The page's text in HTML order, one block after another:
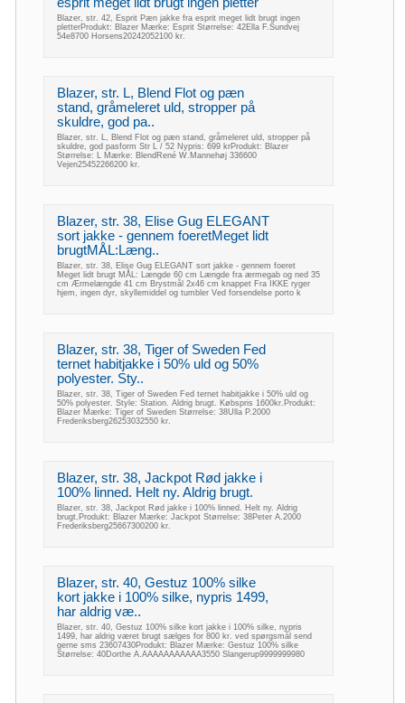
Blazer, str. 42, Esprit Pæn jakke fra esprit meget lidt brugt ingen
pletterProdukt: Blazer Mærke: Esprit Størrelse: 42Ella F.Sundvej
54e8700 Horsens20242052100 kr.
Blazer, str. L, Blend Flot og pæn
stand, gråmeleret uld, stropper på
skuldre, god pa..
Blazer, str. L, Blend Flot og pæn stand, gråmeleret uld, stropper på
skuldre, god pasform Str L / 52 Nypris: 699 krProdukt: Blazer
Størrelse: L Mærke: BlendRené W.Mannehøj 336600
Vejen25452266200 kr.
Blazer, str. 38, Elise Gug ELEGANT
sort jakke - gennem foeretMeget lidt
brugtMÅL:Læng..
Blazer, str. 38, Elise Gug ELEGANT sort jakke - gennem foeret
Meget lidt brugt MÅL: Længde 60 cm Længde fra ærmegab og ned 35
cm Ærmelængde 41 cm Brystmål 2x46 cm knappet Fra IKKE ryger
hjem, ingen dyr, skyllemiddel og tumbler Ved forsendelse porto k
Blazer, str. 38, Tiger of Sweden Fed
ternet habitjakke i 50% uld og 50%
polyester. Sty..
Blazer, str. 38, Tiger of Sweden Fed ternet habitjakke i 50% uld og
50% polyester. Style: Station. Aldrig brugt. Købspris 1600kr.Produkt:
Blazer Mærke: Tiger of Sweden Størrelse: 38Ulla P.2000
Frederiksberg26253032550 kr.
Blazer, str. 38, Jackpot Rød jakke i
100% linned. Helt ny. Aldrig brugt.
Blazer, str. 38, Jackpot Rød jakke i 100% linned. Helt ny. Aldrig
brugt.Produkt: Blazer Mærke: Jackpot Størrelse: 38Peter A.2000
Frederiksberg25667300200 kr.
Blazer, str. 40, Gestuz 100% silke
kort jakke i 100% silke, nypris 1499,
har aldrig væ..
Blazer, str. 40, Gestuz 100% silke kort jakke i 100% silke, nypris
1499, har aldrig været brugt sælges for 800 kr. ved spørgsmål send
gerne sms 23607430Produkt: Blazer Mærke: Gestuz 100% silke
Størrelse: 40Dorthe A.AAAAAAAAAAA3550 Slangerup9999999980